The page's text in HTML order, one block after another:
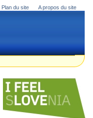
Plan du site A propos du site